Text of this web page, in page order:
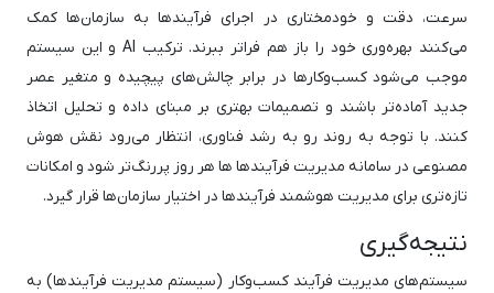
سرعت، دقت و خودمختاری در اجرای فرآیندها به سازمان‌ها کمک
می‌کنند بهره‌وری خود را باز هم فراتر ببرند. ترکیب AI و این سیستم
موجب می‌شود کسب‌وکارها در برابر چالش‌های پیچیده و متغیر عصر
جدید آماده‌تر باشند و تصمیمات بهتری بر مبنای داده و تحلیل اتخاذ
کنند. با توجه به روند رو به رشد فناوری، انتظار می‌رود نقش هوش
مصنوعی در سامانه مدیریت فرآیندها ها هر روز پررنگ‌تر شود و امکانات
تازه‌تری برای مدیریت هوشمند فرآیندها در اختیار سازمان‌ها قرار گیرد.
نتیجه‌گیری
سیستم‌های مدیریت فرآیند کسب‌وکار (سیستم مدیریت فرآیندها) به